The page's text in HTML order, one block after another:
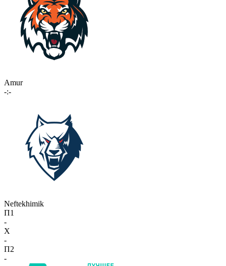
Amur
-:-
Neftekhimik
П1
-
X
-
П2
-